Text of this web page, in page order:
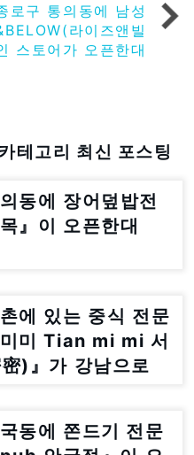
로구 통의동에 남성
라이즈앤빌
스토어가 오픈한대
테고리 최신 포스팅
동에 장어덮밥전
』이 오픈한대
에 있는 중식 전문
미 Tian mi mi 서
)』가 강남으로
동에 쫀드기 전문